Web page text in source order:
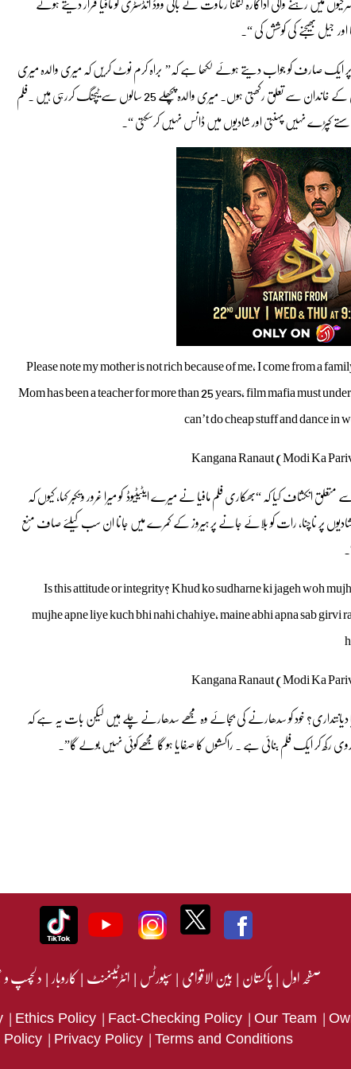
اور جیل بھیجنے کی کوشش کی “۔
ایک صارف کو جواب دیتے ہوئے لکھا ہے کہ” براہ کرم نوٹ کریں کہ میری والدہ میری
وجہ سے امیر نہیں ہیں، میں سیاستدانوں، بیوروکریٹس اور تاجروں کے خاندان سے تعلق رکھتی ہوں۔ میری والدہ پچھلے 25 سالوں سے ٹیچنگ کررہی ہیں ۔فلم
سستے کپڑے نہیں پہنتی اور شادیوں میں ڈانس نہیں کرسکتی “۔
Please note my mother is not rich because of me, I come from a
Mom has been a teacher for more than 25 years, film mafia must
can’t do cheap stuff and dance in
انکشاف کیا کہ “بھکاری فلم مافیا نے میرے ایٹیٹیوڈ کو میرا غرور وتکبر کہا، کیوں کہ
شادیوں پر ناچنا، رات کو بلائے جانے پر ہیروز کے کمرے میں جانا ان سب کیلئے صاف منع
Is this attitude or integrity? Khud ko sudharne ki jageh woh
mujhe apne liye kuch bhi nahi chahiye, maine abhi apna sab
خود کو سدھارنے کی بجائے وہ مجھے سدھارنے چلے ہیں لیکن بات یہ ہے کہ
کر ایک فلم بنائی ہے . راکسشوں کا صفایا ہو گا مجھےکوئی نہیں بولے گا”۔
صفحہ اول|پاکستان|بین الاقوامی|سپورٹس|انٹرٹینمنٹ|کاروبار|دلچسپ
| Ethics Policy | Fact-Checking Policy | Our Team |
Policy | Privacy Policy | Terms and Conditions